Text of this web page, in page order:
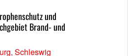
und
Brand- und
Schleswig